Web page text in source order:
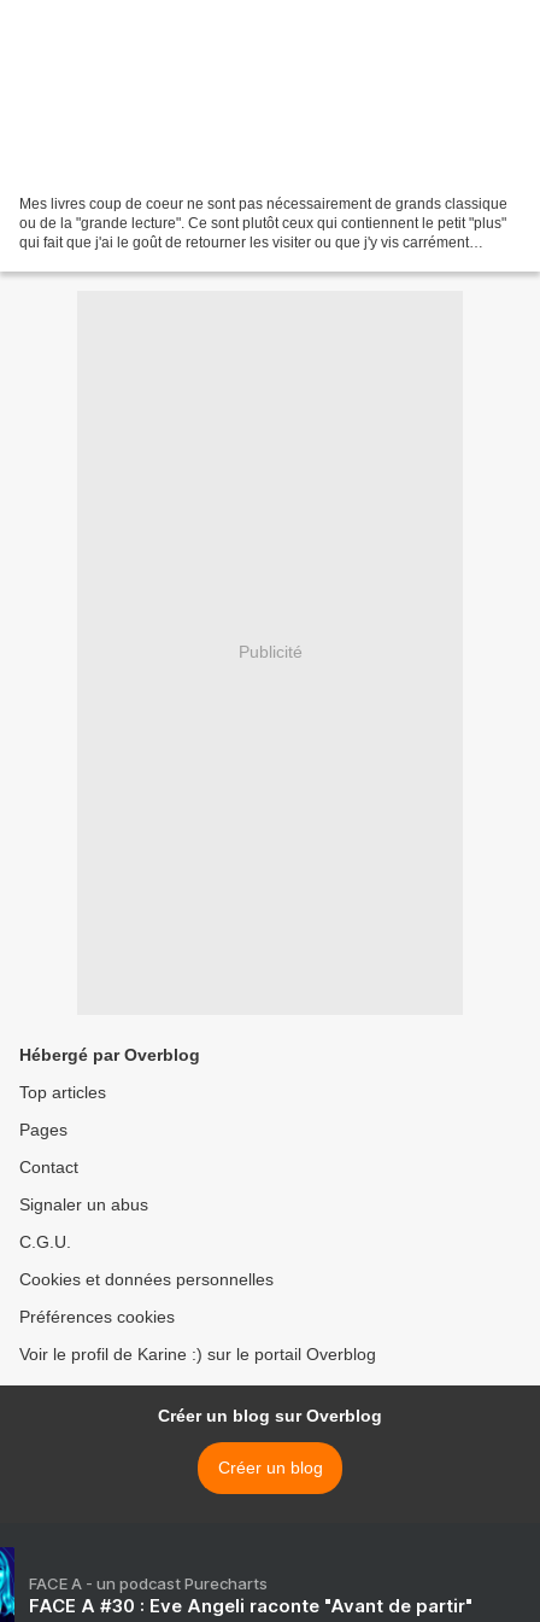
Mes livres coup de coeur ne sont pas nécessairement de grands classique
ou de la "grande lecture". Ce sont plutôt ceux qui contiennent le petit "plus"
qui fait que j'ai le goût de retourner les visiter ou que j'y vis carrément
Publicité
Hébergé par Overblog
Top articles
Pages
Contact
Signaler un abus
C.G.U.
Cookies et données personnelles
Préférences cookies
Voir le profil de Karine :) sur le portail Overblog
Créer un blog sur Overblog
Créer un blog
FACE A - un podcast Purecharts
FACE A #30 : Eve Angeli raconte "Avant de partir"